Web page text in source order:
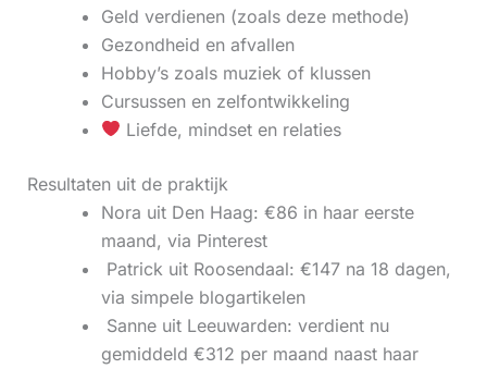
Geld verdienen (zoals deze methode)
Gezondheid en afvallen
Hobby’s zoals muziek of klussen
Cursussen en zelfontwikkeling
Liefde, mindset en relaties
Resultaten uit de praktijk
Nora uit Den Haag: €86 in haar eerste
maand, via Pinterest
‍ Patrick uit Roosendaal: €147 na 18 dagen,
via simpele blogartikelen
‍ Sanne uit Leeuwarden: verdient nu
gemiddeld €312 per maand naast haar